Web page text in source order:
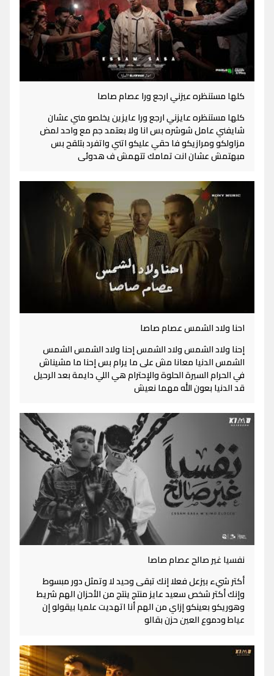
كلها مستنظره عيزني ارجع ورا عصام صاصا
كلها مستنظره عايزني ارجع ورا عايزين يخلصو مني عشان
شايفني عامل شوشره بس انا ولا بعتمد جم مع واحد لمض
مزاولكو ومرازيكو فا حقي عليكو اتني واتفرد بتلقح بس
مبهتمش عشان انت تمامك تتهمش ف هدوئى
احنا ولاد الشمس عصام صاصا
إحنا ولاد الشمس ولاد الشمس إحنا ولاد الشمس الشمس
الشمس الدنيا معانا مش على ما يرام بس إحنا ما مشيناش
في الحرام السيرة الحلوة والإحترام هي اللي دايمة بعد الرحيل
قد الدنيا بعون الله مهما نعيش
نفسيا غير صالح عصام صاصا
أكتر شيء بيزعل فعلا إنك تبقى وحيد لا وتمثل دور مبسوط
وإنك أكتر شخص سعيد عايز منتج ينتج من الأحزان الهم شريط
وهوريكو بعينكو إزاي من الهم أنا اتهديت علميا بيقولو إن
عياط ودموع العين حزن بقالو